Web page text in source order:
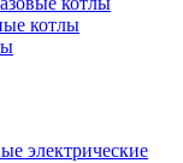
котлы
электрические